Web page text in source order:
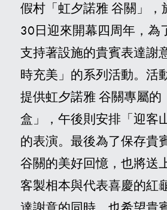
最新消息
探索
關於我們
聯絡我們
假村「虹夕諾雅 谷關」，
30日迎來開幕四周年，為
支持著設施的貴賓表達謝
時充美」的系列活動。活
提供虹夕諾雅 谷關專屬的
盒」，午後則安排「迎客
的表演。最後為了保存貴
谷關的美好回憶，也將送
客製相本與代表喜慶的紅